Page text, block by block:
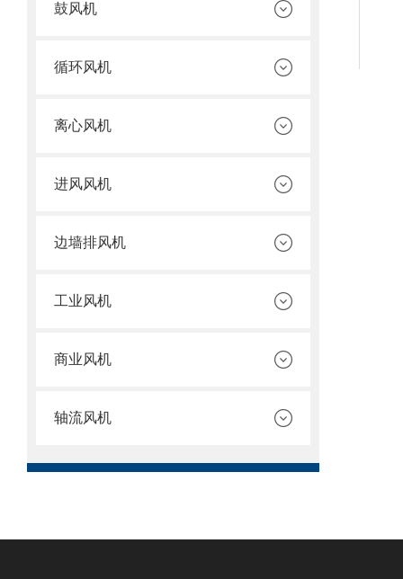
鼓风机
循环风机
离心风机
进风风机
边墙排风机
工业风机
商业风机
轴流风机